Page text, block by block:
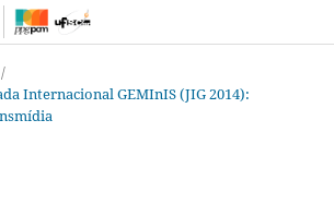
/
Internacional GEMInIS (JIG 2014):